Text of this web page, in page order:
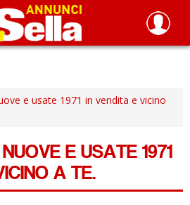
e usate 1971 in vendita e vicino
E USATE 1971
A TE.